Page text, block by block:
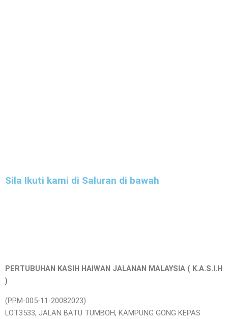
Sila Ikuti kami di Saluran di bawah
PERTUBUHAN KASIH HAIWAN JALANAN MALAYSIA ( K.A.S.I.H
)
(PPM-005-11-20082023)
LOT3533, JALAN BATU TUMBOH, KAMPUNG GONG KEPAS